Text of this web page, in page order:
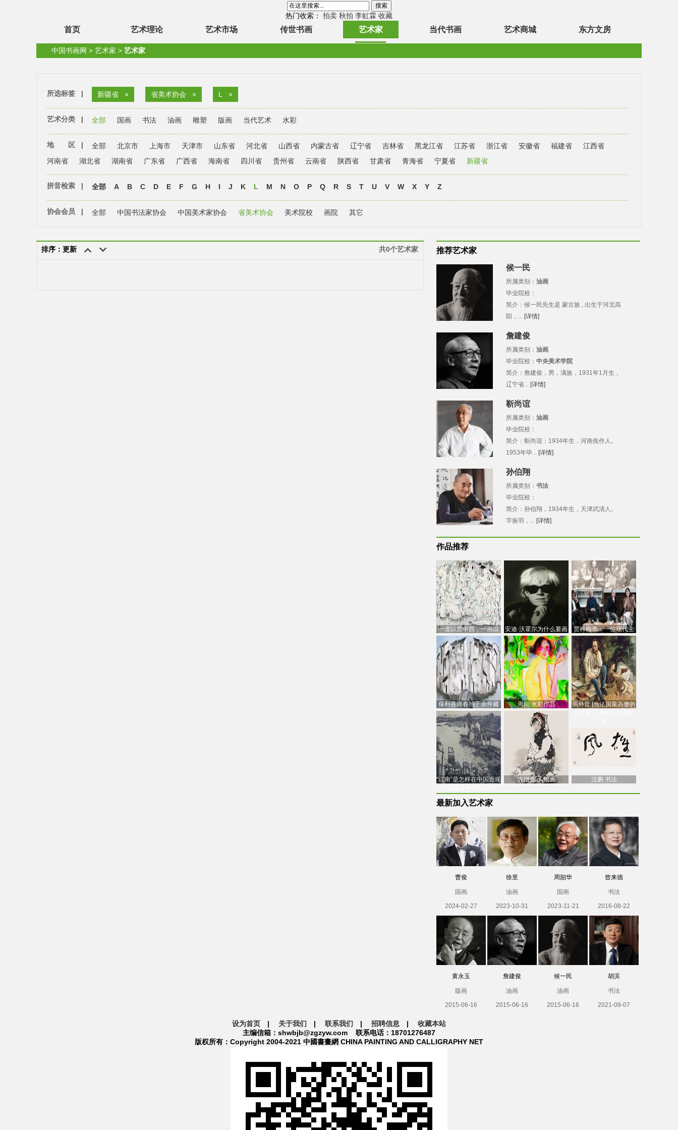
热门收索： 拍卖 秋拍 李虹霖 收藏
首页 艺术理论 艺术市场 传世书画 艺术家 当代书画 艺术商城 东方文房
中国书画网 > 艺术家 > 艺术家
所选标签 | 新疆省 × 省美术协会 × L ×
艺术分类 | 全部 国画 书法 油画 雕塑 版画 当代艺术 水彩
地 区 | 全部 北京市 上海市 天津市 山东省 河北省 山西省 内蒙古省 辽宁省 吉林省 黑龙江省 江苏省 浙江省 安徽省 福建省
江西省
河南省
湖北省 湖南省 广东省 广西省 海南省 四川省 贵州省 云南省 陕西省 甘肃省 青海省 宁夏省 新疆省
拼音检索 | 全部 A B C D E F G H I J K L M N O P Q R S T U V W X Y Z
协会会员 | 全部 中国书法家协会 中国美术家协会 省美术协会 美术院校 画院 其它
排序：更新 共0个艺术家 推荐艺术家
候一民
所属类别： 油画
毕业院校：
简介：候一民先生是 蒙古族 , 出生于河北高
阳，... [详情]
詹建俊
所属类别： 油画
毕业院校： 中央美术学院
简介：詹建俊，男，满族，1931年1月生，
辽宁省... [详情]
靳尚谊
所属类别： 油画
毕业院校：
简介：靳尚谊：1934年生，河南焦作人。
1953年毕... [详情]
孙伯翔
所属类别： 书法
毕业院校：
简介：孙伯翔，1934年生，天津武清人。
字振羽，... [详情]
作品推荐
一道以贯中西，一画以
通古今：吴冠中的绘画
创
安迪·沃霍尔为什么要画
芭比
贾科梅蒂：一位现代主
义的“当代”艺术家
保利香港春拍千余件藏
品估价逾7亿港元，吴冠
中
周刚 水彩作品
画外音 |当法国最高傲的
“江南”是怎样在中国近现
方增先 人物画 沈鹏 书法
最新加入艺术家
曹俊
国画
2024-02-27
徐里
油画
2023-10-31
周韶华
国画
2023-11-21
曾来德
书法
2016-08-22
黄永玉
版画
2015-06-16
詹建俊
油画
2015-06-16
候一民
油画
2015-06-16
胡滨
书法
2021-09-07
设为首页 | 关于我们 | 联系我们 | 招聘信息 | 收藏本站
主编信箱：shwbjb@zgzyw.com 联系电话：18701276487
版权所有：Copyright 2004-2021 中國書畫網 CHINA PAINTING AND CALLIGRAPHY NET